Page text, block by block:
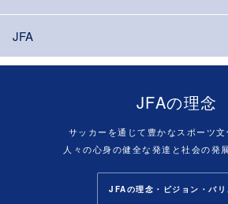
JFA
JFAの理念
サッカーを通じて豊かなスポーツ文
人々の心身の健全な発達と社会の発
JFAの理念・ビジョン・バリ